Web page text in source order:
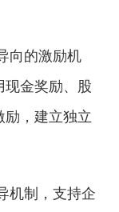
向的激励机
现金奖励、股
励，建立独立
机制，支持企